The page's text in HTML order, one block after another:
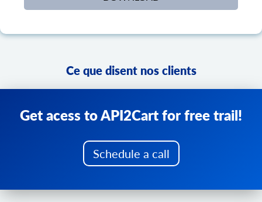
Ce que disent nos clients
Get acess to API2Cart for free trail!
Schedule a call